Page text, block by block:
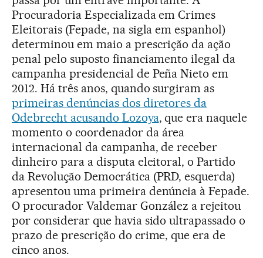
Procuradoria Especializada em Crimes
Eleitorais (Fepade, na sigla em espanhol)
determinou em maio a prescrição da ação
penal pelo suposto financiamento ilegal da
campanha presidencial de Peña Nieto em
2012. Há três anos, quando surgiram as
primeiras denúncias dos diretores da
Odebrecht acusando Lozoya, que era naquele
momento o coordenador da área
internacional da campanha, de receber
dinheiro para a disputa eleitoral, o Partido
da Revolução Democrática (PRD, esquerda)
apresentou uma primeira denúncia à Fepade.
O procurador Valdemar González a rejeitou
por considerar que havia sido ultrapassado o
prazo de prescrição do crime, que era de
cinco anos.